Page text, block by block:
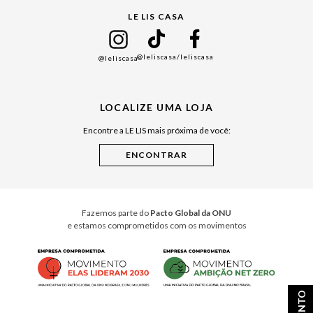
Cuidados Casa
LE LIS CASA
@leliscasa@leliscasa/leliscasa
LOCALIZE UMA LOJA
Encontre a LE LIS mais próxima de você:
Fazemos parte do Pacto Global da ONU
e estamos comprometidos com os movimentos